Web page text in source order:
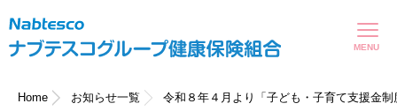
Home お知らせ一覧 令和８年４月より「子ども・子育て支援金